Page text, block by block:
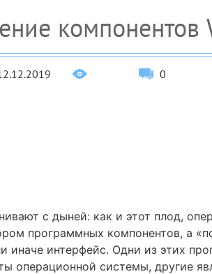
0
с дыней: как и этот плод,
программных компонентов, а
иначе интерфейс. Одни из этих
операционной системы, другие